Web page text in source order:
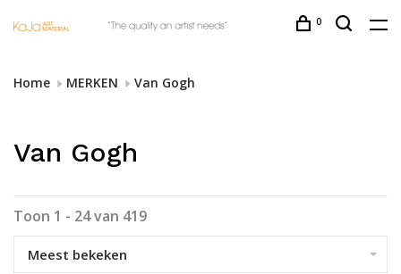
0
Home MERKEN Van Gogh
Van Gogh
Toon 1 - 24 van 419
Meest bekeken